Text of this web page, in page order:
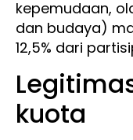
kepemudaan,
dan budaya)
12,5% dari
kuota